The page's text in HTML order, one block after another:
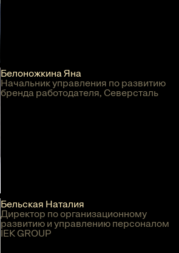
Белоножкина Яна
Начальник управления по развитию
бренда работодателя, Северсталь
Бельская Наталия
Директор по организационному
развитию и управлению персоналом
IEK GROUP